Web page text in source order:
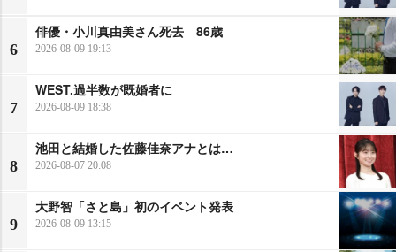
6
俳優・小川真由美さん死去 86歳
2026-08-09 19:13
7
WEST.過半数が既婚者に
2026-08-09 18:38
8
池田と結婚した佐藤佳奈アナとは…
2026-08-07 20:08
9
大野智「さと島」初のイベント発表
2026-08-09 13:15